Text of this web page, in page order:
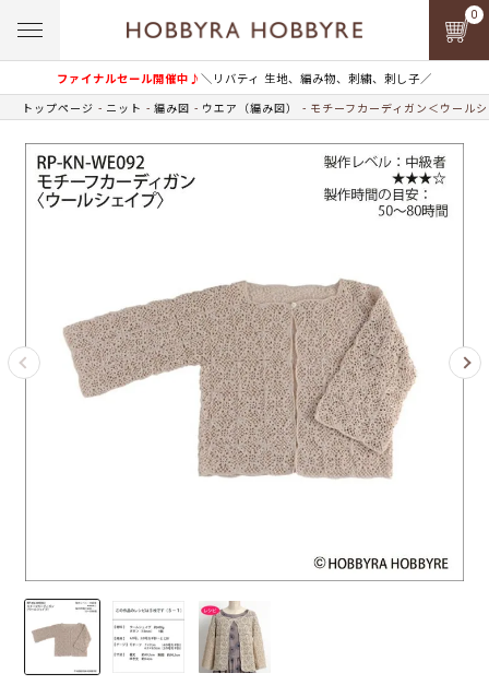
ファイナルセール開催中♪＼リバティ 生地、編み物、刺繍、刺し子／
0
トップページ ニット 編み図 ウエア（編み図） モチーフカーディガン＜ウール